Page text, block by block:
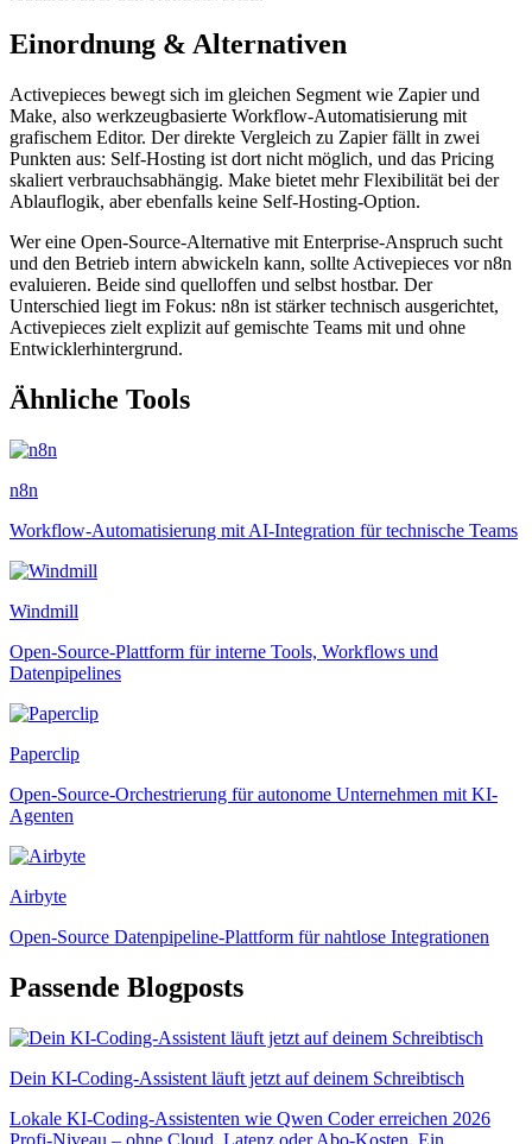
Einordnung & Alternativen
Activepieces bewegt sich im gleichen Segment wie Zapier und
Make, also werkzeugbasierte Workflow-Automatisierung mit
grafischem Editor. Der direkte Vergleich zu Zapier fällt in zwei
Punkten aus: Self-Hosting ist dort nicht möglich, und das Pricing
skaliert verbrauchsabhängig. Make bietet mehr Flexibilität bei der
Ablauflogik, aber ebenfalls keine Self-Hosting-Option.
Wer eine Open-Source-Alternative mit Enterprise-Anspruch sucht
und den Betrieb intern abwickeln kann, sollte Activepieces vor n8n
evaluieren. Beide sind quelloffen und selbst hostbar. Der
Unterschied liegt im Fokus: n8n ist stärker technisch ausgerichtet,
Activepieces zielt explizit auf gemischte Teams mit und ohne
Entwicklerhintergrund.
Ähnliche Tools
n8n
Workflow-Automatisierung mit AI-Integration für technische Teams
Windmill
Open-Source-Plattform für interne Tools, Workflows und
Datenpipelines
Paperclip
Open-Source-Orchestrierung für autonome Unternehmen mit KI-
Agenten
Airbyte
Open-Source Datenpipeline-Plattform für nahtlose Integrationen
Passende Blogposts
Dein KI-Coding-Assistent läuft jetzt auf deinem Schreibtisch
Lokale KI-Coding-Assistenten wie Qwen Coder erreichen 2026
Profi-Niveau – ohne Cloud, Latenz oder Abo-Kosten. Ein